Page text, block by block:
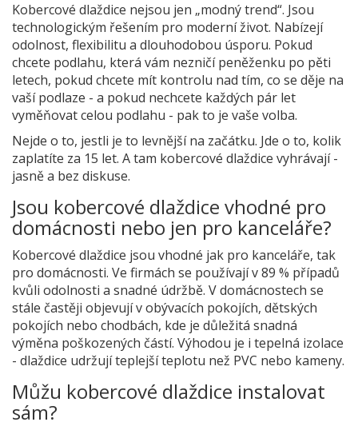
Kobercové dlaždice nejsou jen „modný trend“. Jsou
technologickým řešením pro moderní život. Nabízejí
odolnost, flexibilitu a dlouhodobou úsporu. Pokud
chcete podlahu, která vám nezničí peněženku po pěti
letech, pokud chcete mít kontrolu nad tím, co se děje na
vaší podlaze - a pokud nechcete každých pár let
vyměňovat celou podlahu - pak to je vaše volba.
Nejde o to, jestli je to levnější na začátku. Jde o to, kolik
zaplatíte za 15 let. A tam kobercové dlaždice vyhrávají -
jasně a bez diskuse.
Jsou kobercové dlaždice vhodné pro
domácnosti nebo jen pro kanceláře?
Kobercové dlaždice jsou vhodné jak pro kanceláře, tak
pro domácnosti. Ve firmách se používají v 89 % případů
kvůli odolnosti a snadné údržbě. V domácnostech se
stále častěji objevují v obývacích pokojích, dětských
pokojích nebo chodbách, kde je důležitá snadná
výměna poškozených částí. Výhodou je i tepelná izolace
- dlaždice udržují teplejší teplotu než PVC nebo kameny.
Můžu kobercové dlaždice instalovat
sám?